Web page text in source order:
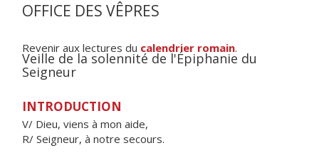
OFFICE DES VÊPRES
Revenir aux lectures du calendrier romain.
Veille de la solennité de l'Épiphanie du
Seigneur
INTRODUCTION
V/ Dieu, viens à mon aide,
R/ Seigneur, à notre secours.